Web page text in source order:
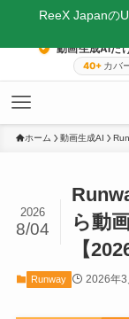
動画生成AIだ
40+ カバ
ホーム 動画生成AI
ら動
【
2026
8/04
Runway 2026年3
ReeX Japanの